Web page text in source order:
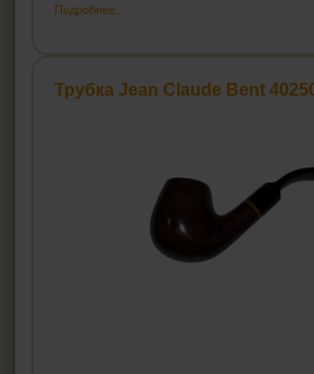
Подробнее...
Трубка Jean Claude Bent